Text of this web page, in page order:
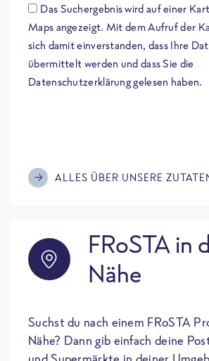
Das Suchergebnis wird auf einer
Maps angezeigt. Mit dem Aufruf der
sich damit einverstanden, dass Ihre
übermittelt werden und dass Sie die
Datenschutzerklärung gelesen haben.
ALLES ÜBER UNSERE
FRoSTA in
Nähe
Suchst du nach einem FRoSTA
Nähe? Dann gib einfach deine